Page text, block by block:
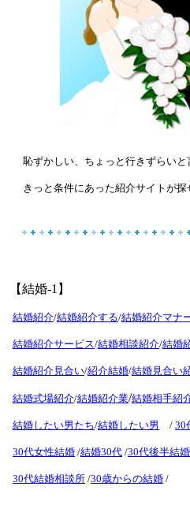
しい、ちょっと行きずらいと言う
と 条件にあった紹介サイト
【結婚‐1】
結婚紹介/結婚紹介する/結婚紹介マナ
結婚紹介サービス/結婚相談紹介/結婚
結婚紹介見合い/紹介結婚/結婚見合い
結婚式場紹介/結婚紹介業/結婚相手紹
結婚したい男たち/結婚したい男 / 30
30代女性結婚 /結婚30代 /30代後半結婚
30代結婚相談所 /30歳からの結婚 /